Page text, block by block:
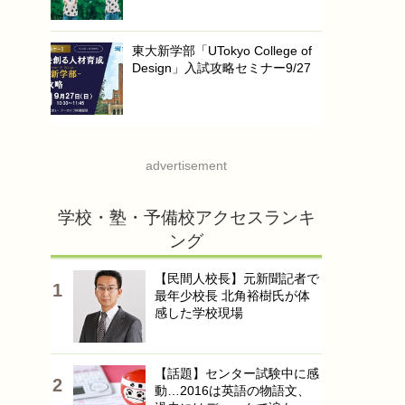
東大新学部「UTokyo College of
Design」入試攻略セミナー9/27
advertisement
学校・塾・予備校アクセスランキ
ング
【民間人校長】元新聞記者で
最年少校長 北角裕樹氏が体
感した学校現場
【話題】センター試験中に感
動…2016は英語の物語文、